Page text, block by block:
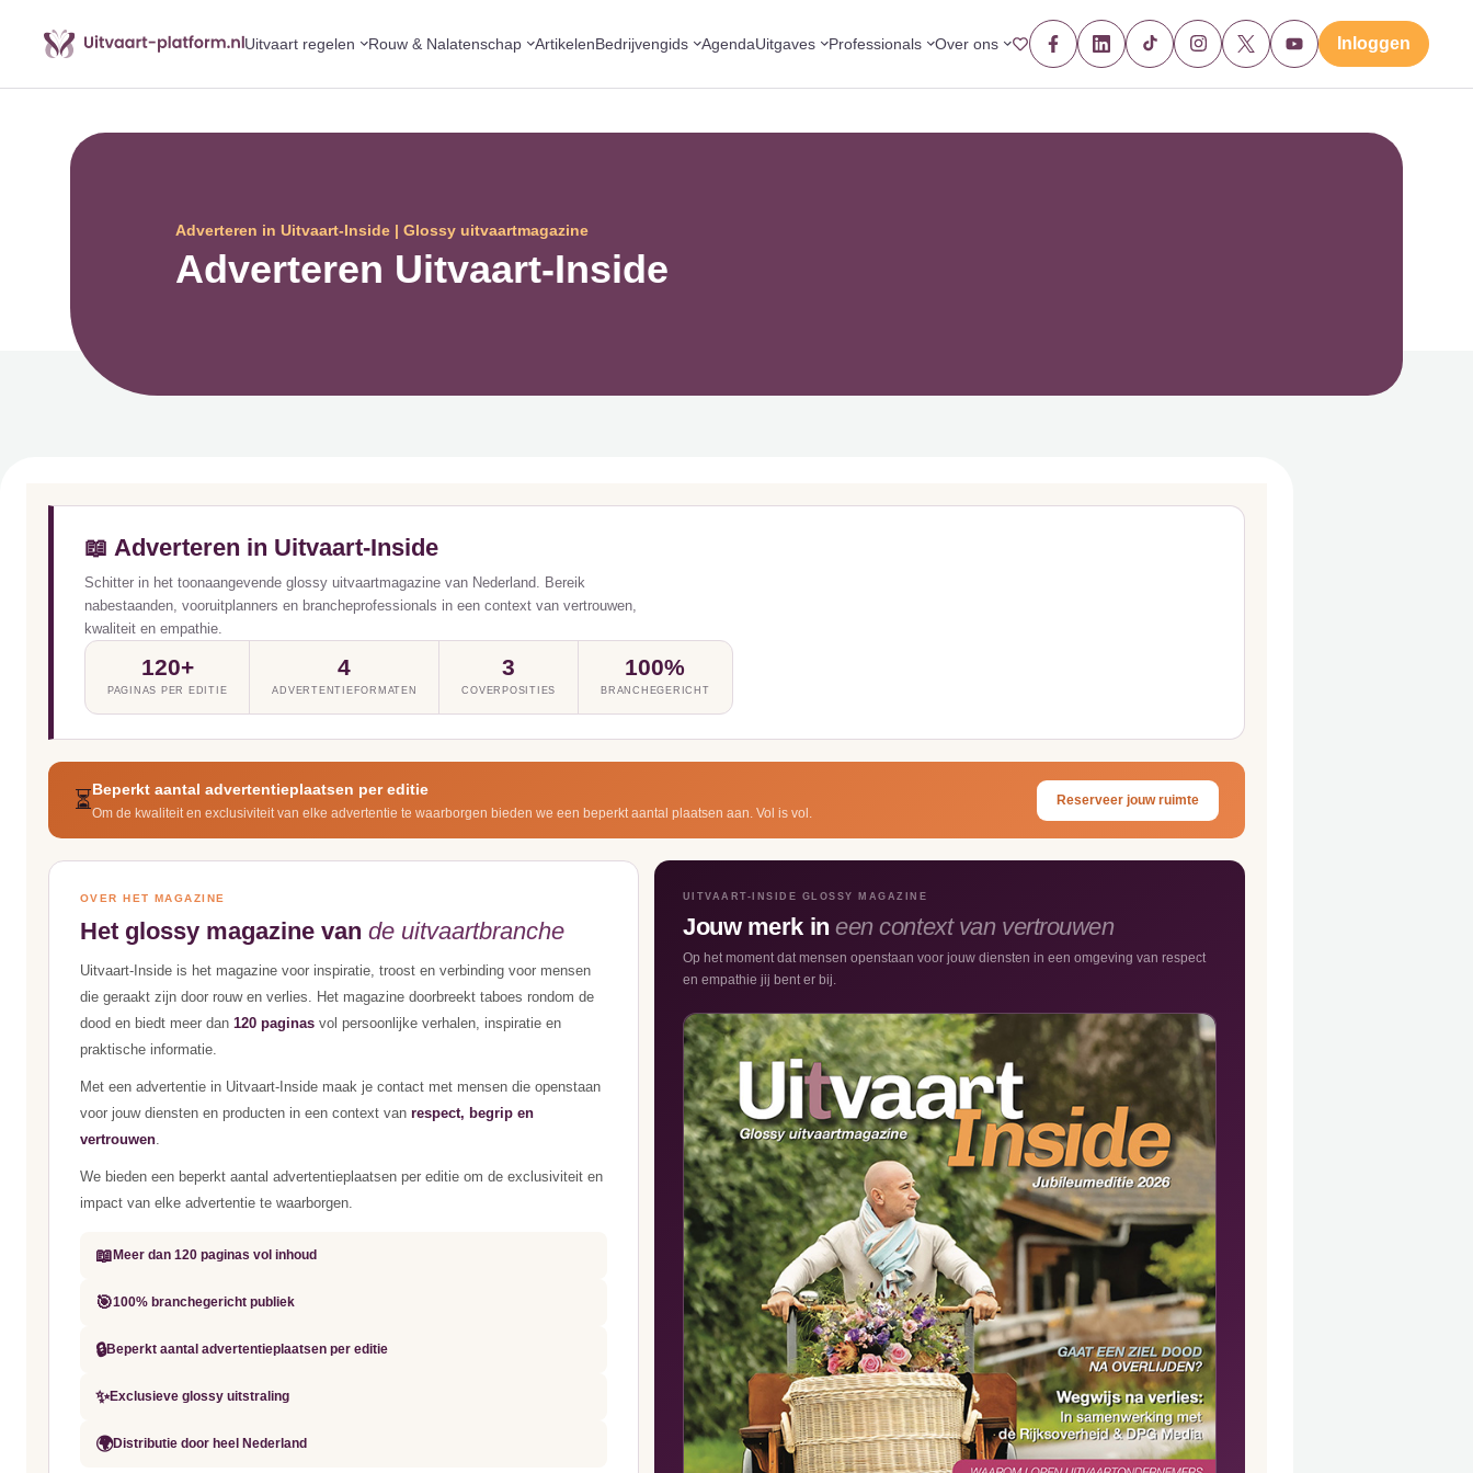
Uitvaart regelen Rouw & Nalatenschap ArtikelenBedrijvengids AgendaUitgaves Professionals Over ons Inloggen
Adverteren in Uitvaart-Inside | Glossy uitvaartmagazine
Adverteren Uitvaart-Inside
📖 Adverteren in Uitvaart-Inside
Schitter in het toonaangevende glossy uitvaartmagazine van Nederland. Bereik
nabestaanden, vooruitplanners en brancheprofessionals in een context van vertrouwen,
kwaliteit en empathie.
120+
PAGINAS PER EDITIE
4
ADVERTENTIEFORMATEN
3
COVERPOSITIES
100%
BRANCHEGERICHT
⏳Beperkt aantal advertentieplaatsen per editie
Om de kwaliteit en exclusiviteit van elke advertentie te waarborgen bieden we een beperkt aantal plaatsen aan. Vol is vol.
Reserveer jouw ruimte
OVER HET MAGAZINE
Het glossy magazine van de uitvaartbranche
Uitvaart-Inside is het magazine voor inspiratie, troost en verbinding voor mensen
die geraakt zijn door rouw en verlies. Het magazine doorbreekt taboes rondom de
dood en biedt meer dan 120 paginas vol persoonlijke verhalen, inspiratie en
praktische informatie.
Met een advertentie in Uitvaart-Inside maak je contact met mensen die openstaan
voor jouw diensten en producten in een context van respect, begrip en
vertrouwen.
We bieden een beperkt aantal advertentieplaatsen per editie om de exclusiviteit en
impact van elke advertentie te waarborgen.
📖 Meer dan 120 paginas vol inhoud
🎯100% branchegericht publiek
🔒Beperkt aantal advertentieplaatsen per editie
✨Exclusieve glossy uitstraling
🌍Distributie door heel Nederland
UITVAART-INSIDE GLOSSY MAGAZINE
Jouw merk ineen context van vertrouwen
Op het moment dat mensen openstaan voor jouw diensten in een omgeving van respect
en empathie jij bent er bij.